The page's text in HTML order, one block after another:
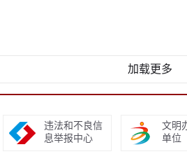
加载更多
违法和不良信
息举报中心
文明
单位